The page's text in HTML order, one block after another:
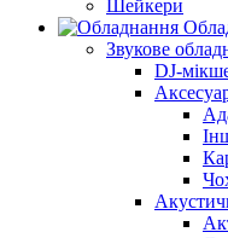
Шейкери
Звукове
DJ-